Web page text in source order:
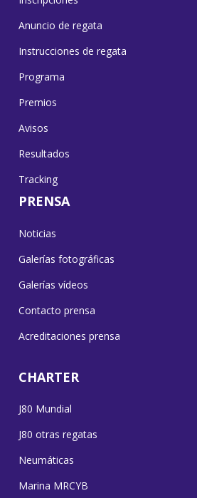
Anuncio de regata
Instrucciones de regata
Programa
Premios
Avisos
Resultados
Tracking
PRENSA
Noticias
Galerías fotográficas
Galerías vídeos
Contacto prensa
Acreditaciones prensa
CHARTER
J80 Mundial
J80 otras regatas
Neumáticas
Marina MRCYB